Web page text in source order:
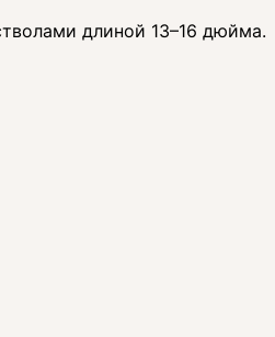
длиной 13–16 дюйма.